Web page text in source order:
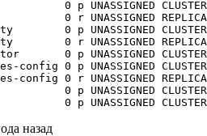
0 p UNASSIGNED
0 r UNASSIGNED
0 p UNASSIGNED
0 r UNASSIGNED
0 p UNASSIGNED
0 p UNASSIGNED
0 r UNASSIGNED
p UNASSIGNED
p UNASSIGNED
назад